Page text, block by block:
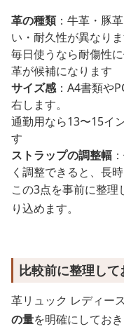
革の種類：牛革・豚
い・耐久性が異なりま
毎日使うなら耐傷性
革が候補になります
サイズ感：A4書類や
右します。
通勤用なら13〜15イ
す
ストラップの調整幅
く調整できると、長
この3点を事前に整
り込めます。
比較前に整理し
革リュック レディー
の量を明確にしておき